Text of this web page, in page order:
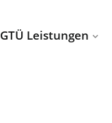
GTÜ Leistungen